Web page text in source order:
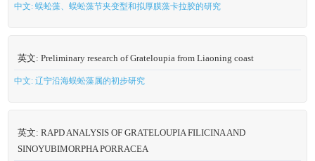
中文: 蜈蚣藻、蜈蚣藻节夹变型和拟厚膜藻卡拉胶的研究
英文: Preliminary research of Grateloupia from Liaoning coast
中文: 辽宁沿海蜈蚣藻属的初步研究
英文: RAPD ANALYSIS OF GRATELOUPIA FILICINA AND
SINOYUBIMORPHA PORRACEA